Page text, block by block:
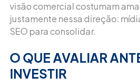
visão comercial costumam
justamente nessa direção:
SEO para consolidar.
O QUE AVALIAR
INVESTIR